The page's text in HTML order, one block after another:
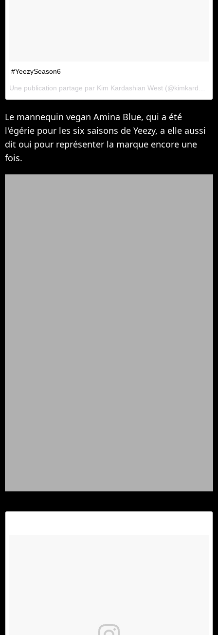
#YeezySeason6
Une publication partage par Kim Kardashian West (@kimkardashian) le
Le mannequin vegan Amina Blue, qui a été
l'égérie pour les six saisons de Yeezy, a elle aussi
dit oui pour représenter la marque encore une
fois.